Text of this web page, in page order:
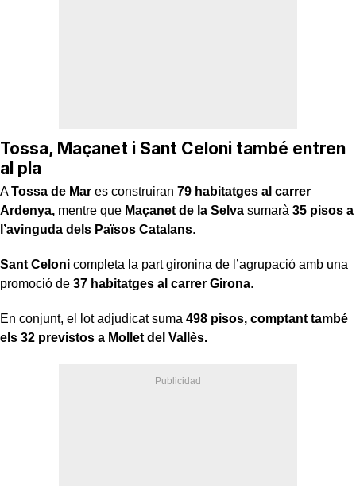
Tossa, Maçanet i Sant Celoni també entren
al pla
ATossa de Mar es construiran 79 habitatges al carrer
Ardenya, mentre que Maçanet de la Selva sumarà 35 pisos a
l’avinguda dels Països Catalans.
Sant Celoni completa la part gironina de l’agrupació amb una
promoció de 37 habitatges al carrer Girona.
En conjunt, el lot adjudicat suma 498 pisos, comptant també
els 32 previstos a Mollet del Vallès.